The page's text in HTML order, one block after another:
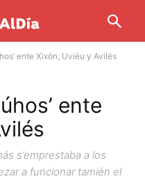
ente Xixón, Uviéu y Avilés
ente
s’emprestaba a los
a funcionar tamién el